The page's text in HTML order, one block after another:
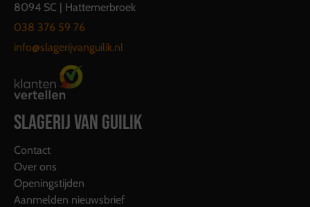
8094 SC | Hattemerbroek
038 376 59 76
info@slagerijvanguilik.nl
SLAGERIJ VAN GUILIK
Contact
Over ons
Openingstijden
Aanmelden nieuwsbrief